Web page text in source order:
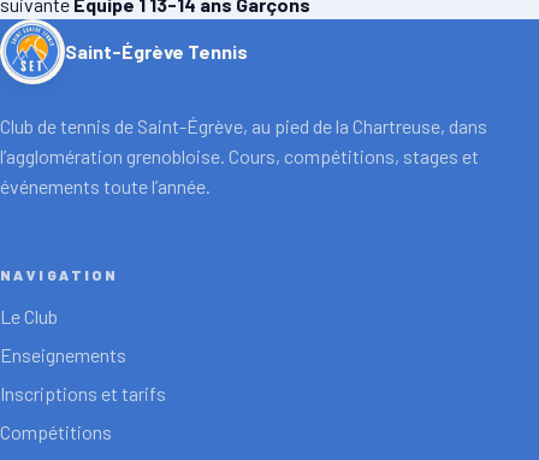
Saint-Égrève Tennis
Club de tennis de Saint-Égrève, au pied de la Chartreuse, dans
l’agglomération grenobloise. Cours, compétitions, stages et
événements toute l’année.
NAVIGATION
Le Club
Enseignements
Inscriptions et tarifs
Compétitions